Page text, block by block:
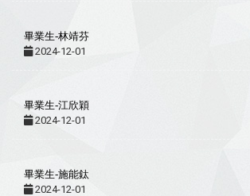
畢業生-林靖芬
2024-12-01
畢業生-江欣穎
2024-12-01
畢業生-施能鈦
2024-12-01